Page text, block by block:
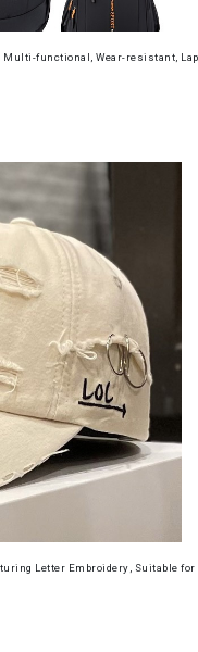
Multi-functional, Wear-resistant,
Letter Embroidery, Suitable